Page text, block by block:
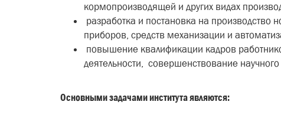
кормопроизводящей и других видах
разработка и постановка на
приборов, средств механизации и
повышение квалификации кадров
деятельности, совершенствование
Основными задачами института являются: